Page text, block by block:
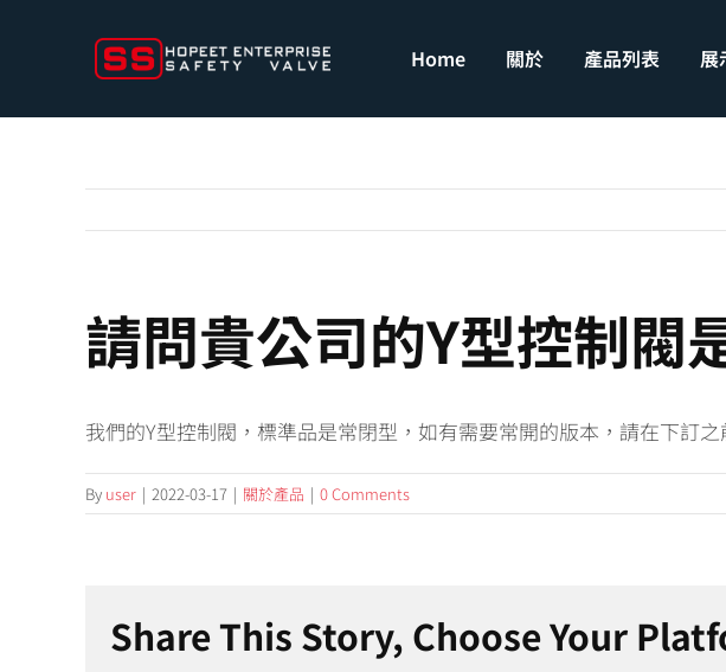
Home 關於 產品列表 展
請問貴公司的Y型控制閥
我們的Y型控制閥，標準品是常閉型，如有需要常開的版本，請在下訂之
By user | 2022-03-17 | 關於產品 | 0 Comments
Share This Story, Choose Your